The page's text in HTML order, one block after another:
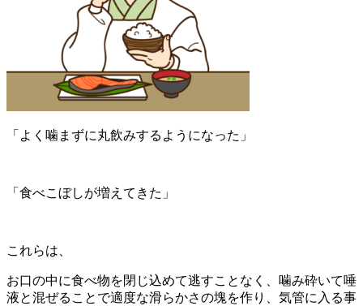
「よく噛まずに丸飲みするようになった」
「食べこぼしが増えてきた」
これらは、
お口の中に食べ物を閉じ込めて逃すことなく、噛み砕いて唾
液と混ぜることで適度な滑らかさの塊を作り、気管に入る事